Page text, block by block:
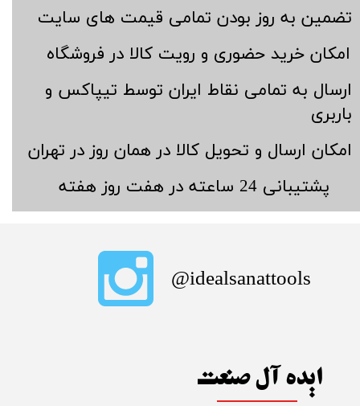
​تضمین به روز بودن تمامی قیمت های سایت
​امکان خرید حضوری و رویت کالا در فروشگاه
​ارسال به تمامی نقاط ایران توسط تیپاکس و
باربری
​امکان ارسال و تحویل کالا در همان روز در تهران
​پشتیبانی 24 ساعته در هفت روز هفته
ایده آل صنعت
​idealsanattools@